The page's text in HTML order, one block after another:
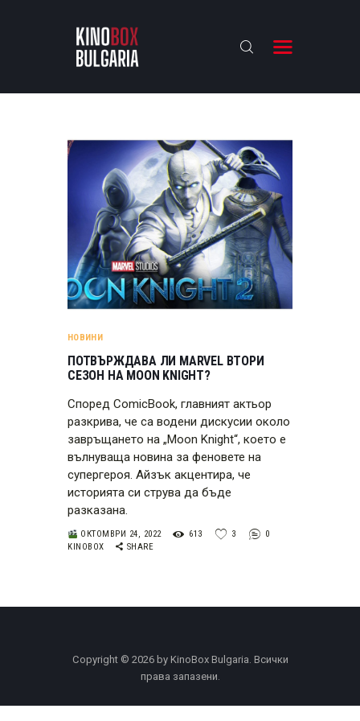
KINOBOX BULGARIA
АНАЛИЗИ
БАХТИ НАГРАДИТЕ
ИНТЕРВЮТА
ЗА НАС
НОВИНИ
ПОТВЪРЖДАВА ЛИ MARVEL ВТОРИ
СЕЗОН НА MOON KNIGHT?
Според ComicBook, главният актьор
разкрива, че са водени дискусии около
завръщането на „Moon Knight“, което е
вълнуваща новина за феновете на
супергероя. Айзък акцентира, че
историята си струва да бъде
разказана.
ОКТОМВРИ 24, 2022 613 3
0
KINOBOX
SHARE
Copyright © 2026 by KinoBox Bulgaria. Всички
права запазени.